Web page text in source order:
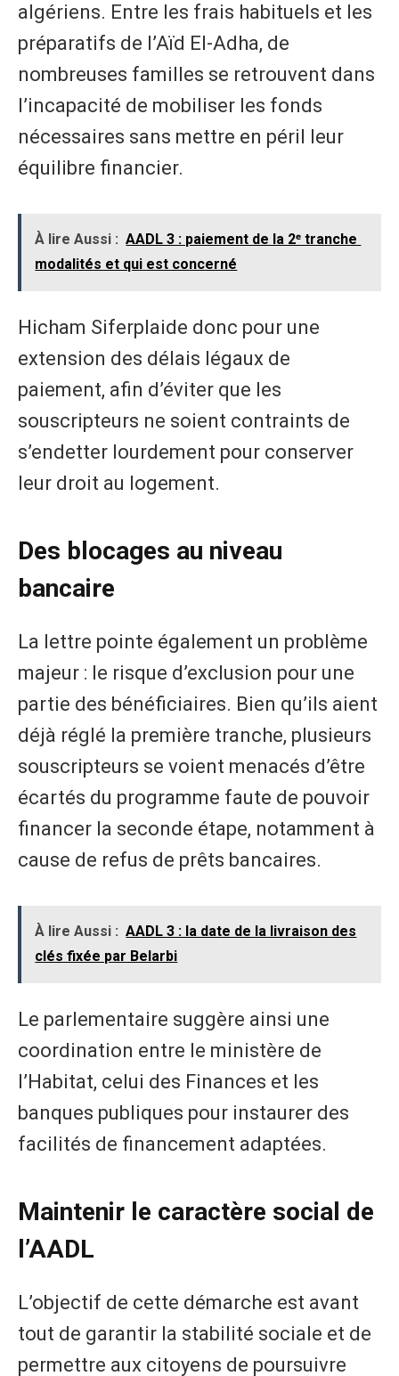
algériens. Entre les frais habituels et les
préparatifs de l’Aïd El-Adha, de
nombreuses familles se retrouvent dans
l’incapacité de mobiliser les fonds
nécessaires sans mettre en péril leur
équilibre financier.
À lire Aussi : AADL 3 : paiement de la 2ᵉ tranche
modalités et qui est concerné
Hicham Siferplaide donc pour une
extension des délais légaux de
paiement, afin d’éviter que les
souscripteurs ne soient contraints de
s’endetter lourdement pour conserver
leur droit au logement.
Des blocages au niveau
bancaire
La lettre pointe également un problème
majeur : le risque d’exclusion pour une
partie des bénéficiaires. Bien qu’ils aient
déjà réglé la première tranche, plusieurs
souscripteurs se voient menacés d’être
écartés du programme faute de pouvoir
financer la seconde étape, notamment à
cause de refus de prêts bancaires.
À lire Aussi : AADL 3 : la date de la livraison des
clés fixée par Belarbi
Le parlementaire suggère ainsi une
coordination entre le ministère de
l’Habitat, celui des Finances et les
banques publiques pour instaurer des
facilités de financement adaptées.
Maintenir le caractère social de
l’AADL
L’objectif de cette démarche est avant
tout de garantir la stabilité sociale et de
permettre aux citoyens de poursuivre